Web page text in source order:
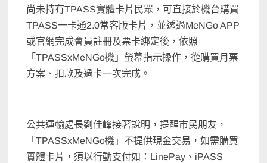
尚未持有TPASS實體卡片民眾，可直接於機台購買
TPASS一卡通2.0常客版卡片，並透過MeNGo APP
或官網完成會員註冊及票卡綁定後，依照
「TPASSxMeNGo機」螢幕指示操作，從購買月票
方案、扣款及過卡一次完成。
公共運輸處長劉佳峰接著說明，提醒市民朋友，
「TPASSxMeNGo機」不提供現金交易，如需購買
實體卡片，須以行動支付如：LinePay、iPASS